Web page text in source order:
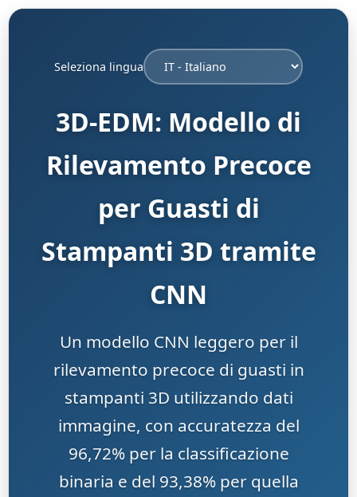
Seleziona lingua
3D-EDM: Modello di
Rilevamento Precoce
per Guasti di
Stampanti 3D tramite
CNN
Un modello CNN leggero per il
rilevamento precoce di guasti in
stampanti 3D utilizzando dati
immagine, con accuratezza del
96,72% per la classificazione
binaria e del 93,38% per quella